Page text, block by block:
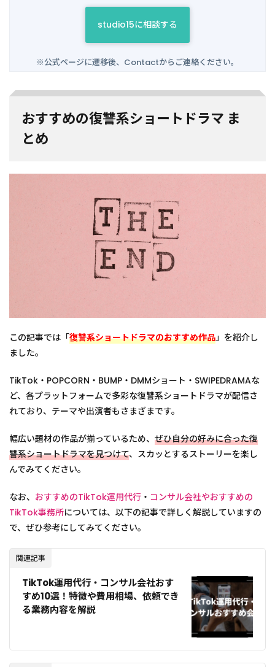
studio15に相談する
※公式ページに遷移後、Contactからご連絡ください。
おすすめの復讐系ショートドラマ ま
とめ
この記事では「復讐系ショートドラマのおすすめ作品」を紹介し
ました。
TikTok・POPCORN・BUMP・DMMショート・SWIPEDRAMAな
ど、各プラットフォームで多彩な復讐系ショートドラマが配信さ
れており、テーマや出演者もさまざまです。
幅広い題材の作品が揃っているため、 ぜひ自分の好みに合った復
讐系ショートドラマを見つけて、スカッとするストーリーを楽し
んでみてください。
なお、 おすすめのTikTok運用代行 ・ コンサル会社やおすすめの
TikTok事務所については、以下の記事で詳しく解説していますの
で、ぜひ参考にしてみてください。
関連記事
TikTok運用代行・コンサル会社おす
すめ10選！特徴や費用相場、依頼でき
る業務内容を解説